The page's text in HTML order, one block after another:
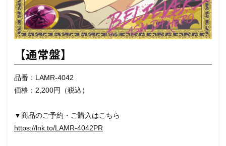
【通常盤】
品番：LAMR-4042
価格：2,200円（税込）
▼商品のご予約・ご購入はこちら
https://lnk.to/LAMR-4042PR